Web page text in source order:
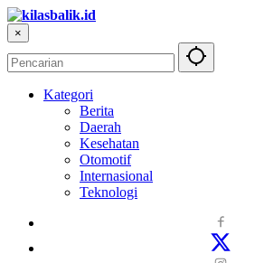
×
Kategori
Berita
Daerah
Kesehatan
Otomotif
Internasional
Teknologi